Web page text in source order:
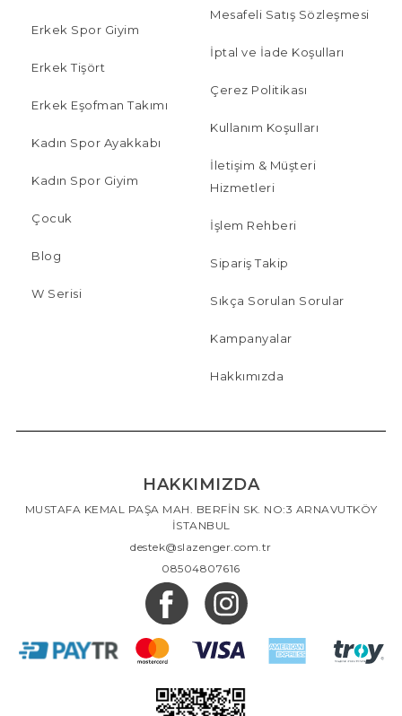
Erkek Spor Giyim
Erkek Tişört
Erkek Eşofman Takımı
Kadın Spor Ayakkabı
Kadın Spor Giyim
Çocuk
Blog
W Serisi
Mesafeli Satış Sözleşmesi
İptal ve İade Koşulları
Çerez Politikası
Kullanım Koşulları
İletişim & Müşteri
Hizmetleri
İşlem Rehberi
Sipariş Takip
Sıkça Sorulan Sorular
Kampanyalar
Hakkımızda
HAKKIMIZDA
MUSTAFA KEMAL PAŞA MAH. BERFİN SK. NO:3 ARNAVUTKÖY
İSTANBUL
destek@slazenger.com.tr
08504807616